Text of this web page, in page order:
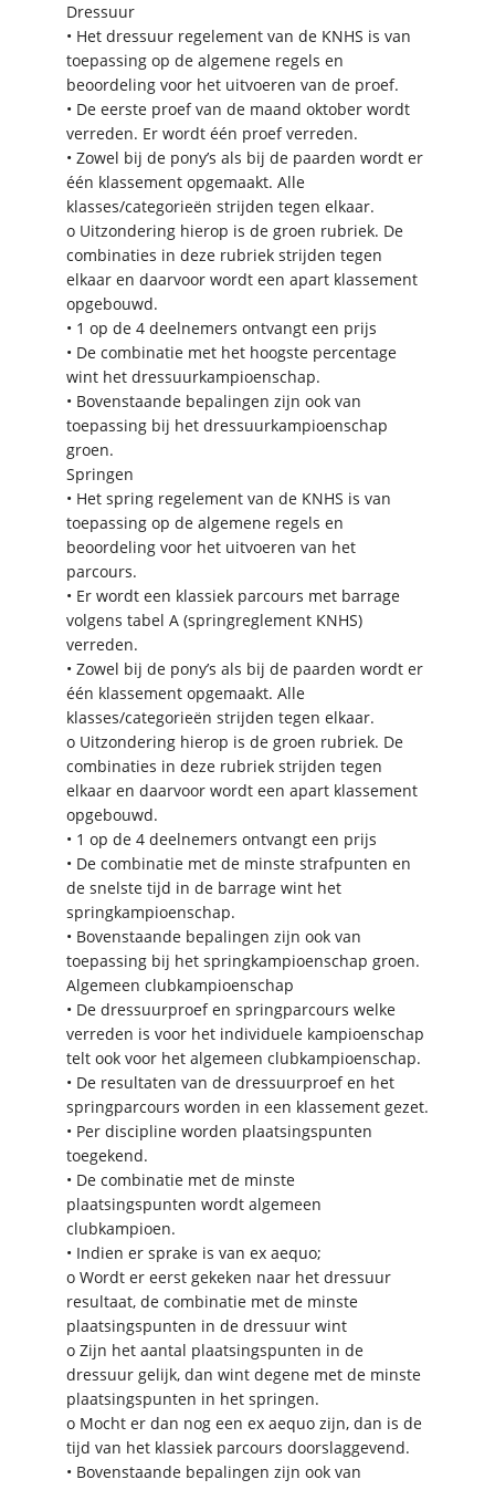
Dressuur
• Het dressuur regelement van de KNHS is van
toepassing op de algemene regels en
beoordeling voor het uitvoeren van de proef.
• De eerste proef van de maand oktober wordt
verreden. Er wordt één proef verreden.
• Zowel bij de pony’s als bij de paarden wordt er
één klassement opgemaakt. Alle
klasses/categorieën strijden tegen elkaar.
o Uitzondering hierop is de groen rubriek. De
combinaties in deze rubriek strijden tegen
elkaar en daarvoor wordt een apart klassement
opgebouwd.
• 1 op de 4 deelnemers ontvangt een prijs
• De combinatie met het hoogste percentage
wint het dressuurkampioenschap.
• Bovenstaande bepalingen zijn ook van
toepassing bij het dressuurkampioenschap
groen.
Springen
• Het spring regelement van de KNHS is van
toepassing op de algemene regels en
beoordeling voor het uitvoeren van het
parcours.
• Er wordt een klassiek parcours met barrage
volgens tabel A (springreglement KNHS)
verreden.
• Zowel bij de pony’s als bij de paarden wordt er
één klassement opgemaakt. Alle
klasses/categorieën strijden tegen elkaar.
o Uitzondering hierop is de groen rubriek. De
combinaties in deze rubriek strijden tegen
elkaar en daarvoor wordt een apart klassement
opgebouwd.
• 1 op de 4 deelnemers ontvangt een prijs
• De combinatie met de minste strafpunten en
de snelste tijd in de barrage wint het
springkampioenschap.
• Bovenstaande bepalingen zijn ook van
toepassing bij het springkampioenschap groen.
Algemeen clubkampioenschap
• De dressuurproef en springparcours welke
verreden is voor het individuele kampioenschap
telt ook voor het algemeen clubkampioenschap.
• De resultaten van de dressuurproef en het
springparcours worden in een klassement gezet.
• Per discipline worden plaatsingspunten
toegekend.
• De combinatie met de minste
plaatsingspunten wordt algemeen
clubkampioen.
• Indien er sprake is van ex aequo;
o Wordt er eerst gekeken naar het dressuur
resultaat, de combinatie met de minste
plaatsingspunten in de dressuur wint
o Zijn het aantal plaatsingspunten in de
dressuur gelijk, dan wint degene met de minste
plaatsingspunten in het springen.
o Mocht er dan nog een ex aequo zijn, dan is de
tijd van het klassiek parcours doorslaggevend.
• Bovenstaande bepalingen zijn ook van